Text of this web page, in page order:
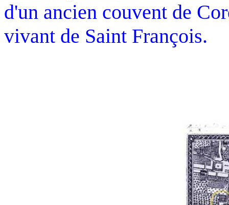
d'un ancien couvent de
vivant de Saint François.